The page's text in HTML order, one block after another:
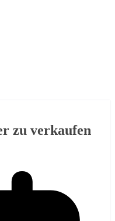
zu verkaufen